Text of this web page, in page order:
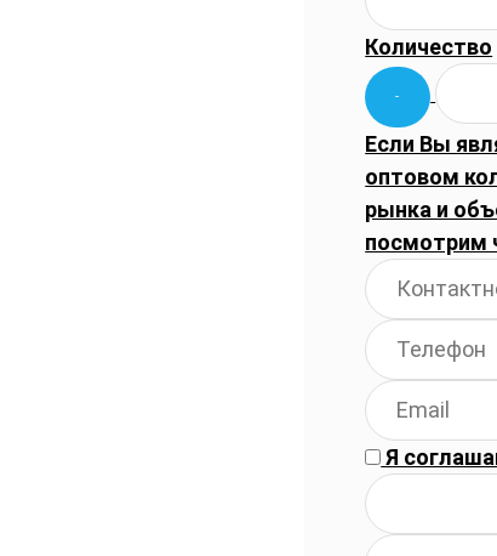
Количество
Если Вы
оптовом
рынка и
посмотрим
Я